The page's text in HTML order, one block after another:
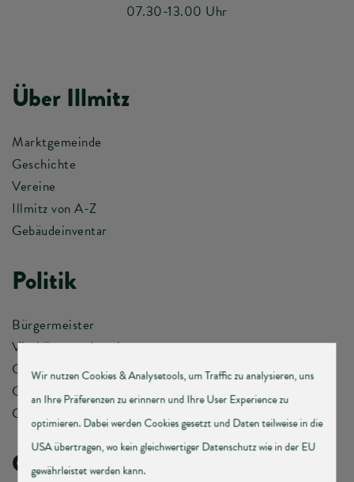
07.30-13.00 Uhr
Über Illmitz
Marktgemeinde
Geschichte
Vereine
Illmitz von A-Z
Gebäudeinventar
Politik
Bürgermeister
Vizebürgermeisterinnen
Gemeindevorstand
Gemeinderat
Gemeinderatssitzungen
Gemeindeamt